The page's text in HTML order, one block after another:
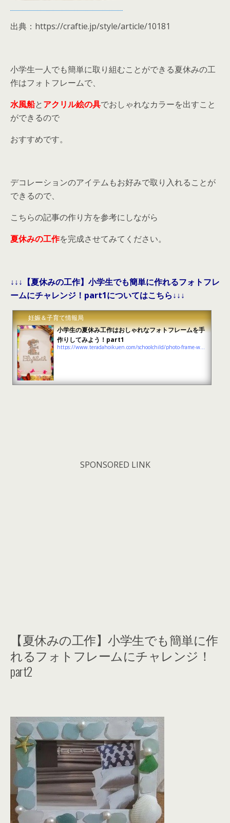
出典：https://craftie.jp/style/article/10181
小学生一人でも簡単に取り組むことができる夏休みの工
作はフォトフレームで、
水風船とアクリル絵の具でおしゃれなカラーを出すこと
ができるので
おすすめです。
デコレーションのアイテムもお好みで取り入れることが
できるので、
こちらの記事の作り方を参考にしながら
夏休みの工作を完成させてみてください。
↓↓↓【夏休みの工作】小学生でも簡単に作れるフォトフレ
ームにチャレンジ！part1についてはこちら↓↓↓
妊娠＆子育て情報局
小学生の夏休み工作はおしゃれなフォトフレームを手
作りしてみよう！part1
https://www.teradahoikuen.com/schoolchild/photo-frame-work-1
SPONSORED LINK
【夏休みの工作】小学生でも簡単に作
れるフォトフレームにチャレンジ！
part2